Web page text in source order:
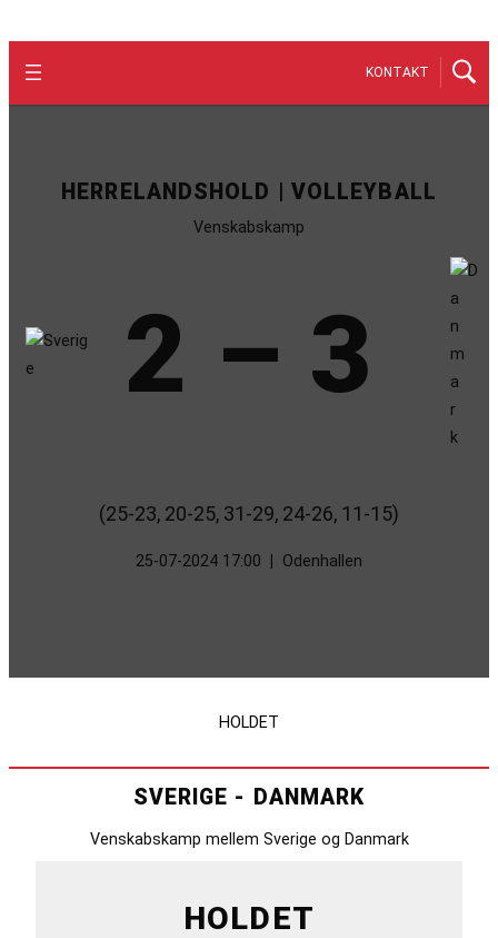
KONTAKT
HERRELANDSHOLD | VOLLEYBALL
Venskabskamp
2 – 3
(25-23, 20-25, 31-29, 24-26, 11-15)
25-07-2024 17:00 Odenhallen
HOLDET
SVERIGE - DANMARK
Venskabskamp mellem Sverige og Danmark
HOLDET